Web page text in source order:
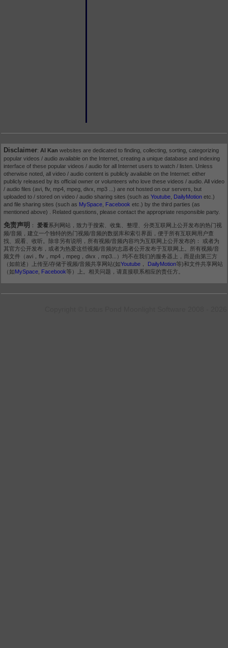
Disclaimer: AI Kan websites are dedicated to finding, collecting, sorting, categorizing
popular videos / audio available on the Internet, creating a unique database and indexing
interface of these popular videos / audio for all Internet users to watch / listen. Unless
otherwise noted, all video / audio content is publicly available on the Internet: either
publicly released by its official owner or volunteers who love these videos / audio. All video
/ audio files (avi, flv, mp4, mpeg, divx, mp3 ...) are not hosted on our servers, but
uploaded to / stored on video / audio sharing sites (such as Youtube DailyMotion etc.)
and file sharing sites (such as MySpace Facebook etc.) by the third parties (as
mentioned above) . Related questions, please contact the appropriate responsible party.
免责声明 ： 爱看系列网站，致力于搜索、收集、整理、分类互联网上公开发布的热门视
频/音频，建立一个独特的热门视频/音频的数据库和索引界面，便于所有互联网用户查
找、观看、收听。除非另有说明，所有视频/音频内容均为互联网上公开发布的： 或者为
其官方公开发布，或者为热爱这些视频/音频的志愿者公开发布于互联网上。所有视频/音
频文件（avi，flv，mp4，mpeg，divx，mp3...）均不在我们的服务器上，而是由第三方
（如前述）上传至/存储于视频/音频共享网站(如Youtube DailyMotion等)和文件共享网站
（如MySpace Facebook等）上。相关问题，请直接联系相应的责任方。